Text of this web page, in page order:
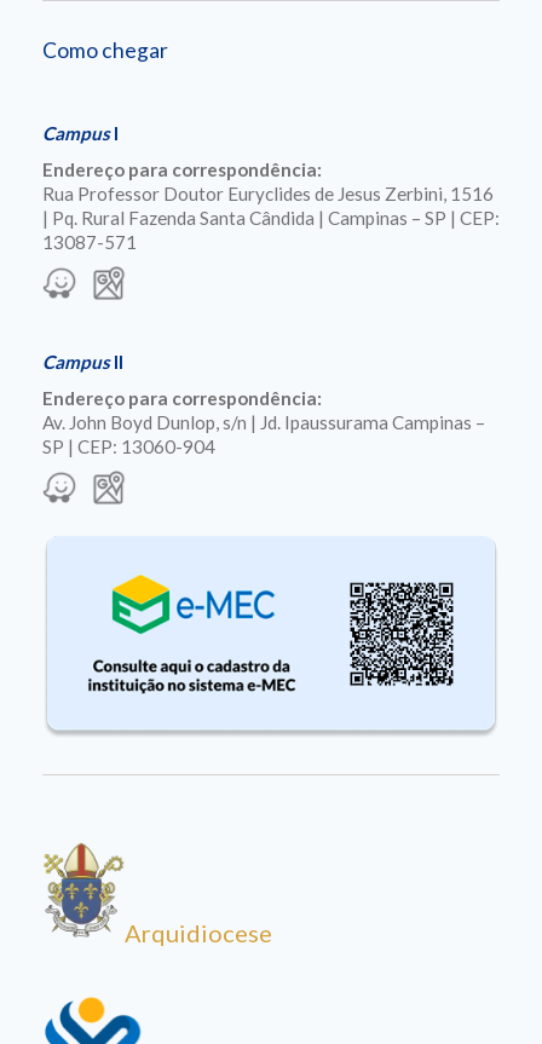
Como chegar
CampusI
Endereço para correspondência:
Rua Professor Doutor Euryclides de Jesus Zerbini, 1516
| Pq. Rural Fazenda Santa Cândida | Campinas – SP | CEP:
13087-571
CampusII
Endereço para correspondência:
Av. John Boyd Dunlop, s/n | Jd. Ipaussurama Campinas –
SP | CEP: 13060-904
Arquidiocese